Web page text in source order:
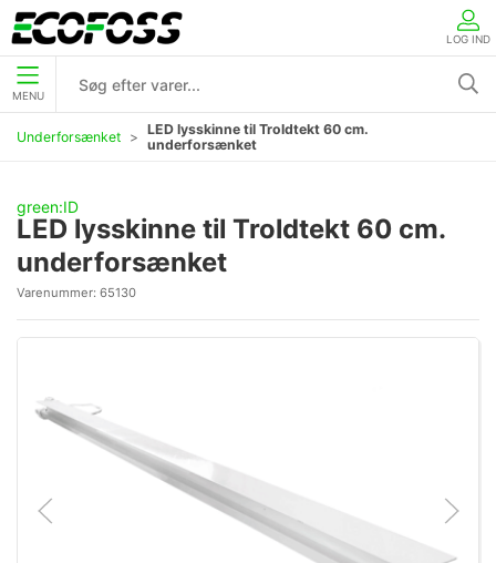
LOG IND
MENU
Underforsænket
LED lysskinne til Troldtekt 60 cm.
underforsænket
green:ID
LED lysskinne til Troldtekt 60 cm.
underforsænket
Varenummer: 65130